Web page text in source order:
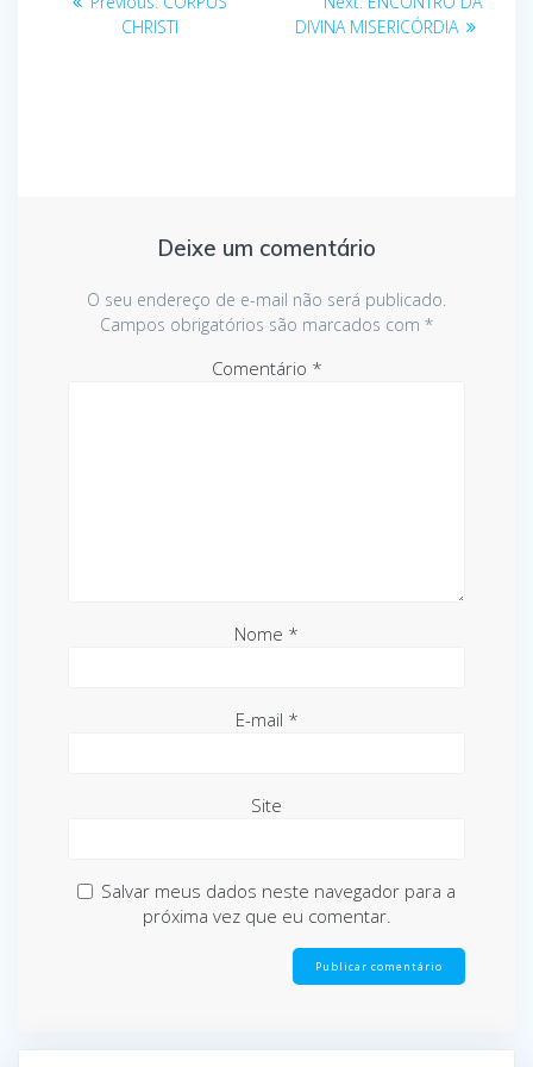
post:
CHRISTI
post:
DIVINA MISERICÓRDIA
Deixe um comentário
O seu endereço de e-mail não será publicado.
Campos obrigatórios são marcados com *
Comentário *
Nome *
E-mail *
Site
Salvar meus dados neste navegador para a
próxima vez que eu comentar.